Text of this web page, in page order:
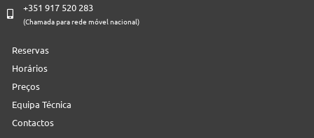
+351 917 520 283
(Chamada para rede móvel nacional)
Reservas
Horários
Preços
Equipa Técnica
Contactos